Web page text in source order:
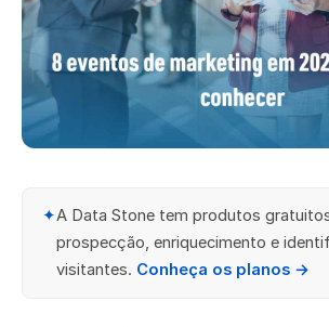
✦A Data Stone tem produtos
prospecção, enriquecimento e
visitantes. Conheça os planos →